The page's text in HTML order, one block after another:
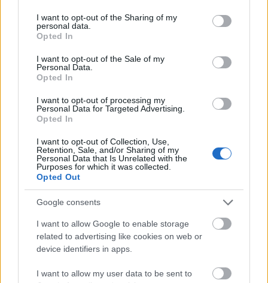
not limited to your visit or usage behaviour. You may click to
grant or deny consent to Google and its third-party tags to
use your data for below specified purposes in below Google
consent section.
I want to opt-out of the Sharing of my
personal data.
Opted In
I want to opt-out of the Sale of my
Personal Data.
Opted In
I want to opt-out of processing my
Personal Data for Targeted Advertising.
Opted In
I want to opt-out of Collection, Use,
Retention, Sale, and/or Sharing of my
Personal Data that Is Unrelated with the
Purposes for which it was collected.
Opted Out
Google consents
I want to allow Google to enable storage
related to advertising like cookies on web or
device identifiers in apps.
I want to allow my user data to be sent to
*
Αποθήκευσε το όνομά μου, email, και τον ιστότοπο μου σε
αυτόν τον πλοηγό για την επόμενη φορά που θα σχολιάσω.
ΠΙΣΩ ΣΕ Παιχνίδι Πάντα Πάντα Πάντα
Σχετικά προϊόντα
ANTIVIRUS
Βαθμολογήθηκε με0 από 5